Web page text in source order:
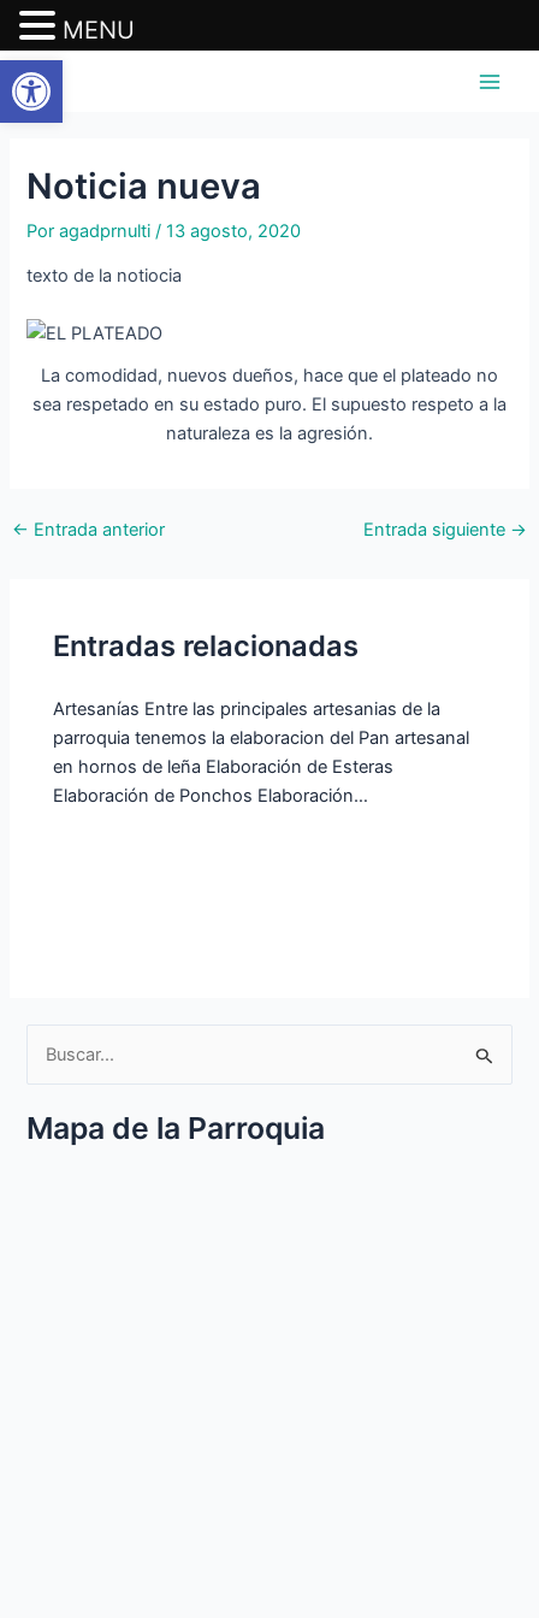
Ir
contenido
Main
Noticia nueva
Poragadprnulti/13 agosto, 2020
texto de la notiocia
La comodidad, nuevos dueños, hace que el plateado no
sea respetado en su estado puro. El supuesto respeto a la
naturaleza es la agresión.
Navegación
de
entradas
← Entrada anterior Entrada siguiente →
Entradas relacionadas
Artesanías Entre las principales artesanias de la
parroquia tenemos la elaboracion del Pan artesanal
en hornos de leña Elaboración de Esteras
Elaboración de Ponchos Elaboración…
s
Mapa de la Parroquia
MENU
Abrir barra de herramientas